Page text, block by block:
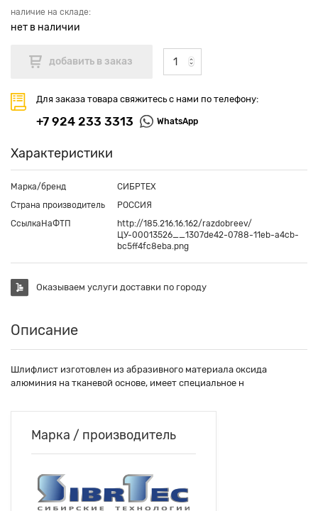
наличие на складе:
нет в наличии
Для заказа товара свяжитесь с нами по телефону:
+7 924 233 3313 WhatsApp
Характеристики
Марка/бренд
СИБРТЕХ
Страна производитель
РОССИЯ
СсылкаНаФТП
http://185.216.16.162/razdobreev/
ЦУ-00013526__1307de42-0788-11eb-a4cb-
bc5ff4fc8eba.png
Оказываем услуги доставки по городу
Описание
Шлифлист изготовлен из абразивного материала оксида
алюминия на тканевой основе, имеет специальное н
Марка / производитель